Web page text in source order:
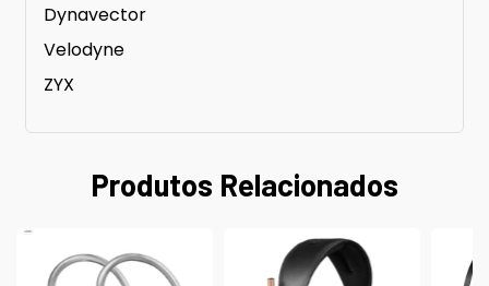
Dynavector
Velodyne
ZYX
Produtos Relacionados